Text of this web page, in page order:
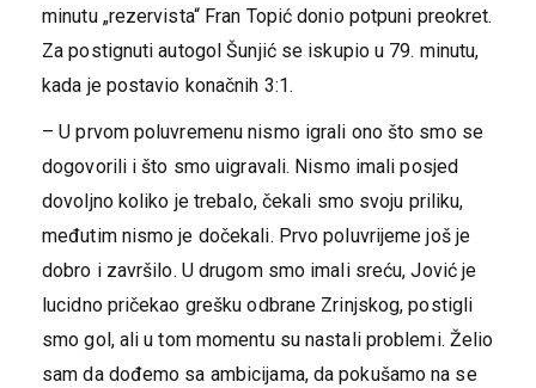
minutu „rezervista“ Fran Topić donio potpuni preokret.
Za postignuti autogol Šunjić se iskupio u 79. minutu,
kada je postavio konačnih 3:1.
– U prvom poluvremenu nismo igrali ono što smo se
dogovorili i što smo uigravali. Nismo imali posjed
dovoljno koliko je trebalo, čekali smo svoju priliku,
međutim nismo je dočekali. Prvo poluvrijeme još je
dobro i završilo. U drugom smo imali sreću, Jović je
lucidno pričekao grešku odbrane Zrinjskog, postigli
smo gol, ali u tom momentu su nastali problemi. Želio
sam da dođemo sa ambicijama, da pokušamo na se